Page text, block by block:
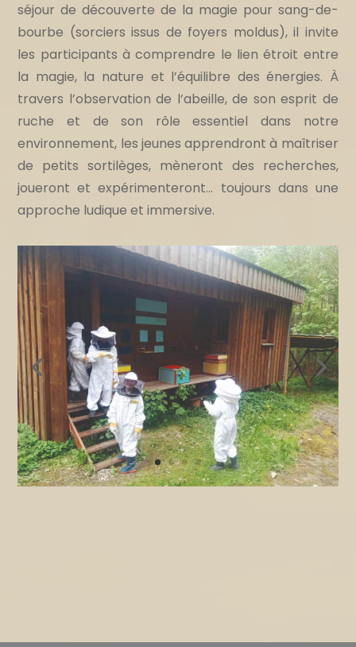
séjour de découverte de la magie pour sang-de-
bourbe (sorciers issus de foyers moldus), il invite
les participants à comprendre le lien étroit entre
la magie, la nature et l’équilibre des énergies. À
travers l’observation de l’abeille, de son esprit de
ruche et de son rôle essentiel dans notre
environnement, les jeunes apprendront à maîtriser
de petits sortilèges, mèneront des recherches,
joueront et expérimenteront… toujours dans une
approche ludique et immersive.